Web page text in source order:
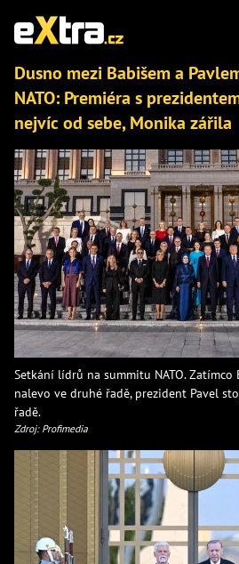
Dusno mezi Babišem a
NATO: Premiéra s
nejvíc od sebe, Monika zářila
Setkání lídrů na summitu NATO.
nalevo ve druhé řadě, prezident Pavel
řadě.
Zdroj: Profimedia